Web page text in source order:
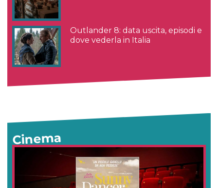
Outlander 8: data uscita, episodi e
dove vederla in Italia
Cinema